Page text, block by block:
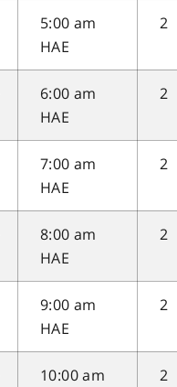
5:00 am
HAE
2
6:00 am
HAE
2
7:00 am
HAE
2
8:00 am
HAE
2
9:00 am
HAE
2
10:00 am
2